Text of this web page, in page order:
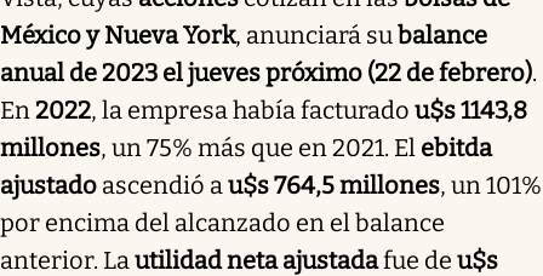
México y Nueva York, anunciará su balance
anual de 2023 el jueves próximo (22 de febrero).
En 2022, la empresa había facturado u$s 1143,8
millones, un 75% más que en 2021. El ebitda
ajustado ascendió a u$s 764,5 millones, un 101%
por encima del alcanzado en el balance
anterior. La utilidad neta ajustadafue de u$s